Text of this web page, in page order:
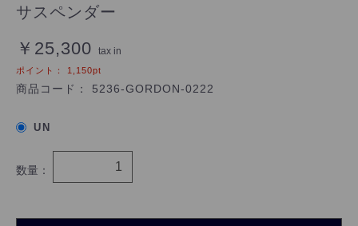
サスペンダー
￥25,300 tax in
ポイント： 1,150pt
商品コード： 5236-GORDON-0222
UN
数量：